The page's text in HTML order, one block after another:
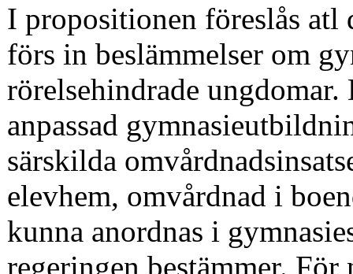
I propositionen föreslås
förs in beslämmelser om
rörelsehindrade
anpassad
särskilda
elevhem, omvårdnad i
kunna anordnas i
regeringen bestämmer.